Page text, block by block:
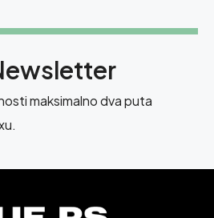
maksimalno dva puta